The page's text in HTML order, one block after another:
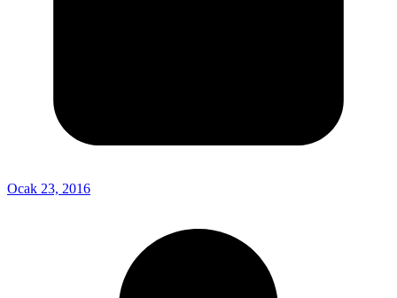
Ocak 23, 2016